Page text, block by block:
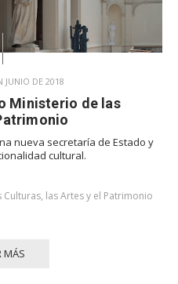
JUNIO DE 2018
Ministerio de las
nueva secretaría de Estado y
cultural.
las Artes y el Patrimonio
MÁS